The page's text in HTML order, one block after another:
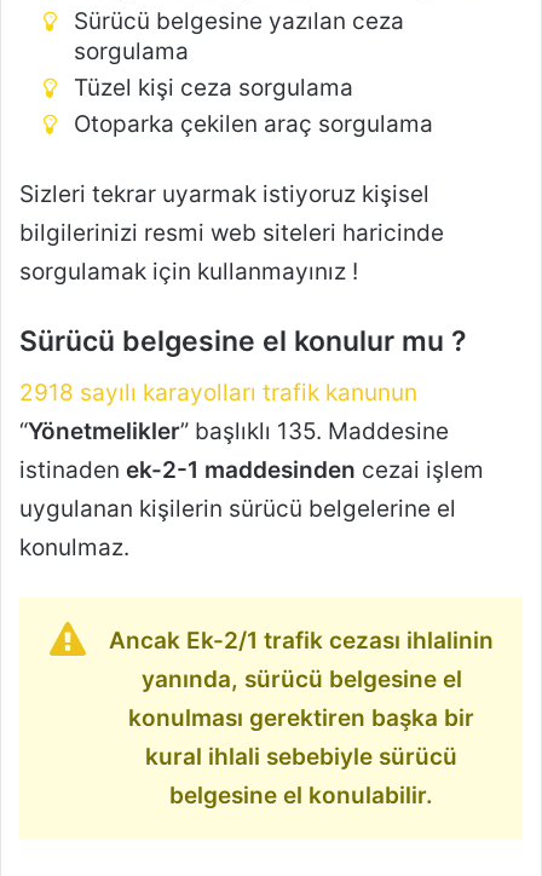
Sürücü belgesine yazılan ceza
sorgulama
Tüzel kişi ceza sorgulama
Otoparka çekilen araç sorgulama
Sizleri tekrar uyarmak istiyoruz kişisel
bilgilerinizi resmi web siteleri haricinde
sorgulamak için kullanmayınız !
Sürücü belgesine el konulur mu ?
2918 sayılı karayolları trafik kanunun
“Yönetmelikler” başlıklı 135. Maddesine
istinaden ek-2-1 maddesinden cezai işlem
uygulanan kişilerin sürücü belgelerine el
konulmaz.
Ancak Ek-2/1 trafik cezası ihlalinin
yanında, sürücü belgesine el
konulması gerektiren başka bir
kural ihlali sebebiyle sürücü
belgesine el konulabilir.